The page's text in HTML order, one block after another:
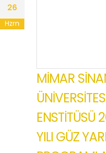
26
Hzrn
MİMAR
ENSTİTÜSÜ
YILI GÜZ